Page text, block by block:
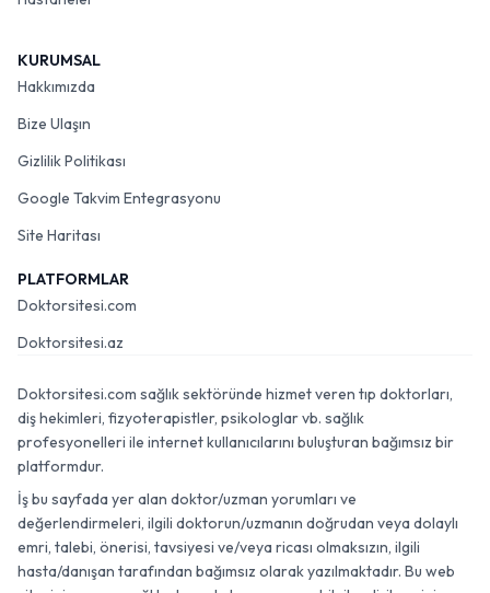
KURUMSAL
Hakkımızda
Bize Ulaşın
Gizlilik Politikası
Google Takvim Entegrasyonu
Site Haritası
PLATFORMLAR
Doktorsitesi.com
Doktorsitesi.az
Doktorsitesi.com sağlık sektöründe hizmet veren tıp doktorları,
diş hekimleri, fizyoterapistler, psikologlar vb. sağlık
profesyonelleri ile internet kullanıcılarını buluşturan bağımsız bir
platformdur.
İş bu sayfada yer alan doktor/uzman yorumları ve
değerlendirmeleri, ilgili doktorun/uzmanın doğrudan veya dolaylı
emri, talebi, önerisi, tavsiyesi ve/veya ricası olmaksızın, ilgili
hasta/danışan tarafından bağımsız olarak yazılmaktadır. Bu web